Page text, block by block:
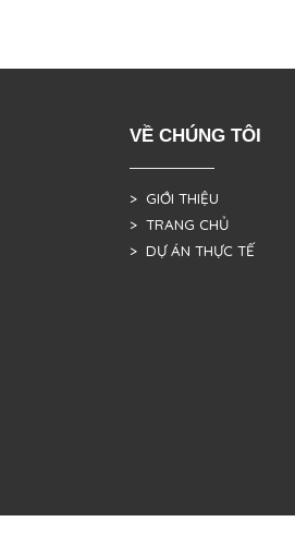
VỀ CHÚNG TÔI
> GIỚI THIỆU
> TRANG CHỦ
> DỰ ÁN THỰC TẾ